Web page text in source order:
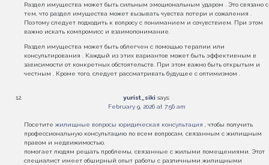
Раздел имущества может быть сильным эмоциональным ударом . Это связано с
тем, что раздел имущества может вызывать чувства потери и сожаления .
Поэтому следует подходить к вопросу с пониманием и сочувствием. При этом
важно искать компромисс и взаимопонимание.
Раздел имущества может быть облегчен с помощью терапии или
консультирования . Каждый из этих вариантов может быть эффективным в
зависимости от конкретных обстоятельств. При этом важно быть открытым и
честным . Кроме того, следует рассматривать будущее с оптимизмом .
yurist_siki says:
February 9, 2026 at 7:56 am
Посетите жилищные вопросы юридическая консультация , чтобы получить
профессиональную консультацию по всем вопросам, связанным с жилищным
правом и недвижимостью.
помогает людям решать проблемы, связанные с жилыми помещениями. Этот
специалист имеет обширный опыт работы с различными жилищными